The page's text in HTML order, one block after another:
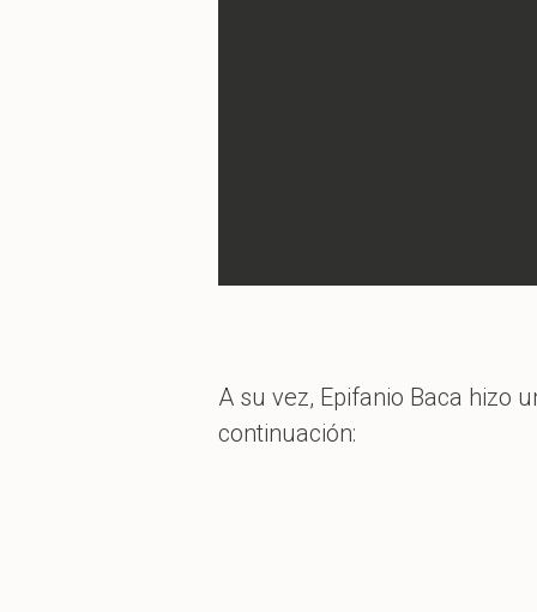
A su vez, Epifanio Baca hizo
continuación: